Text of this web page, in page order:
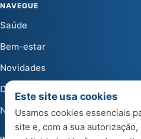
NAVEGUE
Saúde
Bem-estar
Novidades
Dicas
Notícias
Este site usa cookies
Usamos cookies essenciais
site e, com a sua